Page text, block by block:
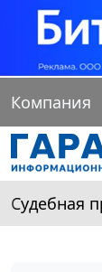
Компания
Судебная